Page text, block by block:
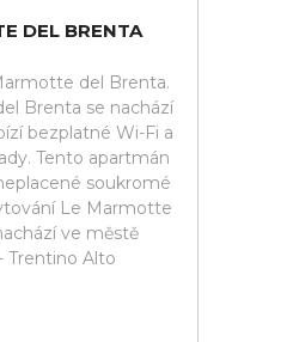
DEL BRENTA
del Brenta.
Brenta se nachází
bezplatné Wi-Fi a
Tento apartmán
soukromé
Le Marmotte
ve městě
Trentino Alto